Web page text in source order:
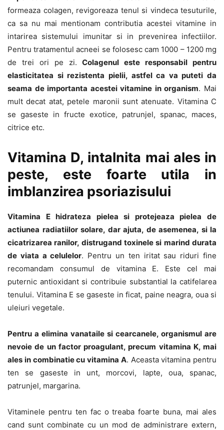
formeaza colagen, revigoreaza tenul si vindeca tesuturile,
ca sa nu mai mentionam contributia acestei vitamine in
intarirea sistemului imunitar si in prevenirea infectiilor.
Pentru tratamentul acneei se folosesc cam 1000 – 1200 mg
de trei ori pe zi.Colagenul este responsabil pentru
elasticitatea si rezistenta pielii, astfel ca va puteti da
seama de importanta acestei vitamine in organism. Mai
mult decat atat, petele maronii sunt atenuate. Vitamina C
se gaseste in fructe exotice, patrunjel, spanac, maces,
citrice etc.
Vitamina D, intalnita mai ales in
peste, este foarte utila in
imblanzirea psoriazisului
Vitamina E hidrateza pielea si protejeaza pielea de
actiunea radiatiilor solare, dar ajuta, de asemenea, si la
cicatrizarea ranilor, distrugand toxinele si marind durata
de viata a celulelor. Pentru un ten iritat sau riduri fine
recomandam consumul de vitamina E. Este cel mai
puternic antioxidant si contribuie substantial la catifelarea
tenului. Vitamina E se gaseste in ficat, paine neagra, oua si
uleiuri vegetale.
Pentru a elimina vanataile si cearcanele, organismul are
nevoie de un factor proagulant, precum vitamina K, mai
ales in combinatie cu vitamina A. Aceasta vitamina pentru
ten se gaseste in unt, morcovi, lapte, oua, spanac,
patrunjel, margarina.
Vitaminele pentru ten fac o treaba foarte buna, mai ales
cand sunt combinate cu un mod de administrare extern,